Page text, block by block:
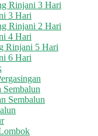
Rinjani 3 Hari
3 Hari
Rinjani 2 Hari
4 Hari
Rinjani 5 Hari
6 Hari
Sembalun